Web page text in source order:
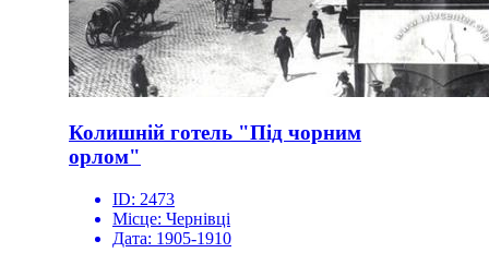
Колишній готель "Під чорним
орлом"
ID: 2473
Місце: Чернівці
Дата: 1905-1910